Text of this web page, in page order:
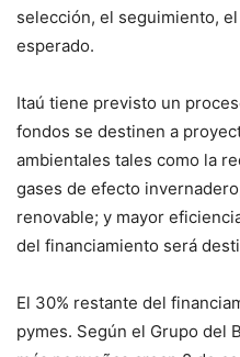
selección, el seguimiento,
esperado.
Itaú tiene previsto un
fondos se destinen a
ambientales tales como la
gases de efecto
renovable; y mayor
del financiamiento será
El 30% restante del
pymes. Según el Grupo del